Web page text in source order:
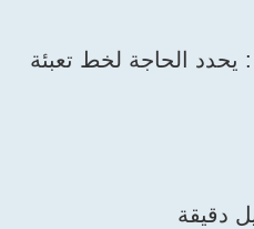
يحدد الحاجة لخط تعبئة